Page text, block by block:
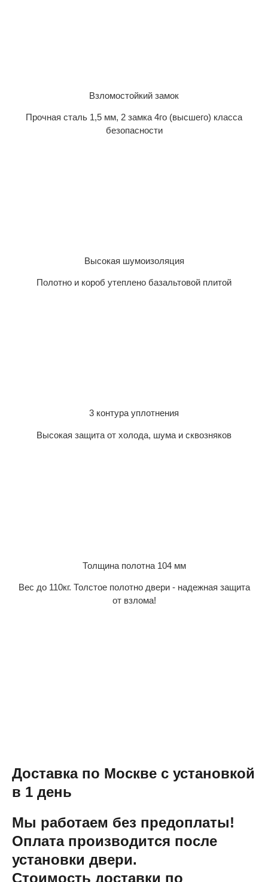
Взломостойкий замок
Прочная сталь 1,5 мм, 2 замка 4го (высшего) класса
безопасности
Высокая шумоизоляция
Полотно и короб утеплено базальтовой плитой
3 контура уплотнения
Высокая защита от холода, шума и сквозняков
Толщина полотна 104 мм
Вес до 110кг. Толстое полотно двери - надежная защита
от взлома!
Доставка по Москве с установкой
в 1 день
Мы работаем без предоплаты!
Оплата производится после
установки двери.
Стоимость доставки по